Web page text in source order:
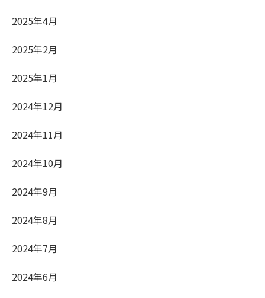
2025年4月
2025年2月
2025年1月
2024年12月
2024年11月
2024年10月
2024年9月
2024年8月
2024年7月
2024年6月